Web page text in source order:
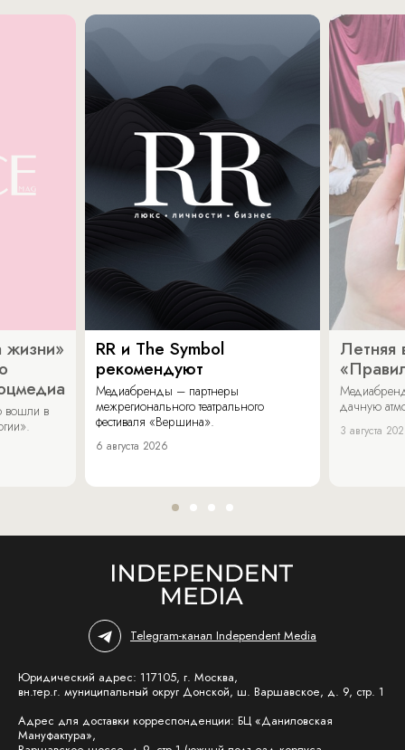
жизни»
вошли в
RR и The Symbol
рекомендуют
Медиабренды – партнеры
межрегионального театрального
фестиваля «Вершина».
6 августа 2026
Летняя
дачную
3 августа
Telegram-канал Independent Media
Юридический адрес: 117105, г. Москва,
вн.тер.г. муниципальный округ Донской, ш. Варшавское, д. 9, стр. 1
Адрес для доставки корреспонденции: БЦ «Даниловская
Мануфактура»,